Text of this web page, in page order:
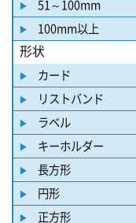
51～100mm
100mm以上
形状
カード
リストバンド
ラベル
キーホルダー
長方形
円形
正方形